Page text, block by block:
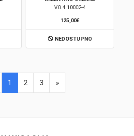
VO.4.10002-4
125,00€
NEDOSTUPNO
1 2 3 »